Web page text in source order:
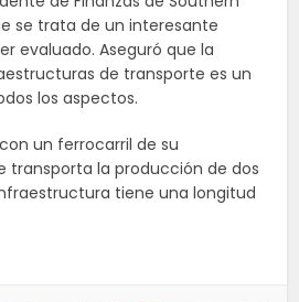
se trata de un interesante
evaluado. Aseguró que la
de transporte es un
los aspectos.
un ferrocarril de su
transporta la producción de dos
tiene una longitud